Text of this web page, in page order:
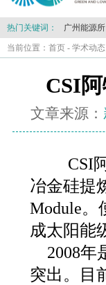
热门关键词： 广州能源所
当前位置： 首页 - 学术动态
CSI
文章来源：
CSI阿
冶金硅提
Module。
成太阳能
2008年
突出。目